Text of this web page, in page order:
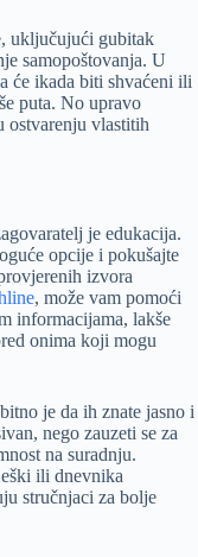
uključujući gubitak
samopoštovanja. U
će ikada biti shvaćeni ili
puta. No upravo
ostvarenju vlastitih
je edukacija.
opcije i pokušajte
izvora
, može vam pomoći
informacijama, lakše
onima koji mogu
je da ih znate jasno i
nego zauzeti se za
na suradnju.
ili dnevnika
stručnjaci za bolje